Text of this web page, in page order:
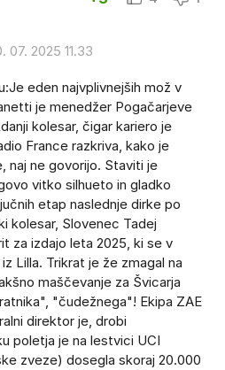
07. 2025 11.33
eden najvplivnejših mož v
je menedžer Pogačarjeve
kolesar, čigar kariero je
France razkriva, kako je
naj ne govorijo. Staviti je
vitko silhueto in gladko
etap naslednje dirke po
kolesar, Slovenec Tadej
za izdajo leta 2025, ki se v
Lilla. Trikrat je že zmagal na
maščevanje za Švicarja
"čudežnega"! Ekipa ZAE
direktor je, drobi
poletja je na lestvici UCI
zveze) dosegla skoraj 20.000